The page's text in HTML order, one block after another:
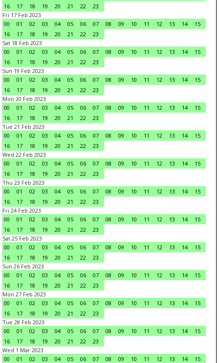
16
17 18 19 20 21 22
23
Fri 17 Feb 2023
00
01 02 03 04 05 06 07 08 09 10 11 12 13 14
15
16
17 18 19 20 21 22
23
Sat 18 Feb 2023
00
01 02 03 04 05 06 07 08 09 10 11 12 13 14
15
16
17 18 19 20 21 22
23
Sun 19 Feb 2023
00
01 02 03 04 05 06 07 08 09 10 11 12 13 14
15
16
17 18 19 20 21 22
23
Mon 20 Feb 2023
00
01 02 03 04 05 06 07 08 09 10 11 12 13 14
15
16
17 18 19 20 21 22
23
Tue 21 Feb 2023
00
01 02 03 04 05 06 07 08 09 10 11 12 13 14
15
16
17 18 19 20 21 22
23
Wed 22 Feb 2023
00
01 02 03 04 05 06 07 08 09 10 11 12 13 14
15
16
17 18 19 20 21 22
23
Thu 23 Feb 2023
00
01 02 03 04 05 06 07 08 09 10 11 12 13 14
15
16
17 18 19 20 21 22
23
Fri 24 Feb 2023
00
01 02 03 04 05 06 07 08 09 10 11 12 13 14
15
16
17 18 19 20 21 22
23
Sat 25 Feb 2023
00
01 02 03 04 05 06 07 08 09 10 11 12 13 14
15
16
17 18 19 20 21 22
23
Sun 26 Feb 2023
00
01 02 03 04 05 06 07 08 09 10 11 12 13 14
15
16
17 18 19 20 21 22
23
Mon 27 Feb 2023
00
01 02 03 04 05 06 07 08 09 10 11 12 13 14
15
16
17 18 19 20 21 22
23
Tue 28 Feb 2023
00
01 02 03 04 05 06 07 08 09 10 11 12 13 14
15
16
17 18 19 20 21 22
23
Wed 1 Mar 2023
00
01 02 03 04 05 06 07 08 09 10 11 12 13 14
15